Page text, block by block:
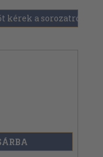
kérek a sorozatról